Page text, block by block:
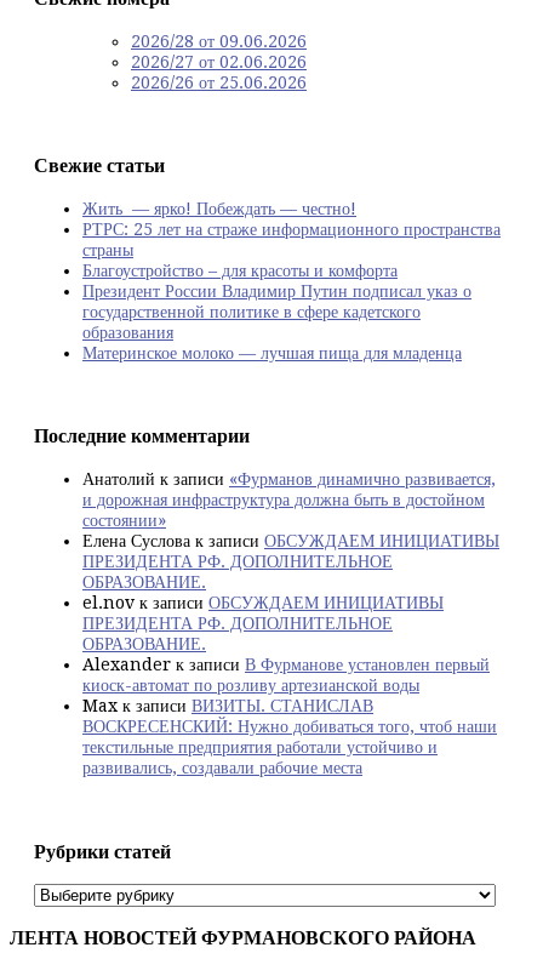
2026/28 от 09.06.2026
2026/27 от 02.06.2026
2026/26 от 25.06.2026
Свежие статьи
Жить — ярко! Побеждать — честно!
РТРС: 25 лет на страже информационного пространства
страны
Благоустройство – для красоты и комфорта
Президент России Владимир Путин подписал указ о
государственной политике в сфере кадетского
образования
Материнское молоко — лучшая пища для младенца
Последние комментарии
Анатолий к записи «Фурманов динамично развивается,
и дорожная инфраструктура должна быть в достойном
состоянии»
Елена Суслова к записи ОБСУЖДАЕМ ИНИЦИАТИВЫ
ПРЕЗИДЕНТА РФ. ДОПОЛНИТЕЛЬНОЕ
ОБРАЗОВАНИЕ.
el.nov к записи ОБСУЖДАЕМ ИНИЦИАТИВЫ
ПРЕЗИДЕНТА РФ. ДОПОЛНИТЕЛЬНОЕ
ОБРАЗОВАНИЕ.
Alexander к записи В Фурманове установлен первый
киоск-автомат по розливу артезианской воды
Max к записи ВИЗИТЫ. СТАНИСЛАВ
ВОСКРЕСЕНСКИЙ: Нужно добиваться того, чтоб наши
текстильные предприятия работали устойчиво и
развивались, создавали рабочие места
Рубрики статей
Рубрики
статей
ЛЕНТА НОВОСТЕЙ ФУРМАНОВСКОГО РАЙОНА